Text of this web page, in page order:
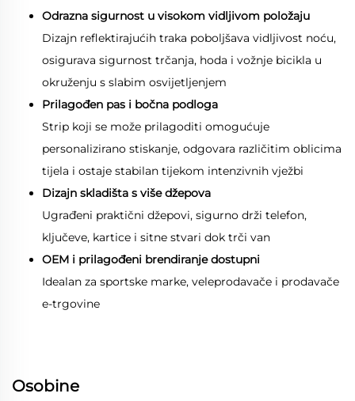
Odrazna sigurnost u visokom vidljivom položaju
Dizajn reflektirajućih traka poboljšava vidljivost noću,
osigurava sigurnost trčanja, hoda i vožnje bicikla u
okruženju s slabim osvijetljenjem
Prilagođen pas i bočna podloga
Strip koji se može prilagoditi omogućuje
personalizirano stiskanje, odgovara različitim oblicima
tijela i ostaje stabilan tijekom intenzivnih vježbi
Dizajn skladišta s više džepova
Ugrađeni praktični džepovi, sigurno drži telefon,
ključeve, kartice i sitne stvari dok trči van
OEM i prilagođeni brendiranje dostupni
Idealan za sportske marke, veleprodavače i prodavače
e-trgovine
Osobine